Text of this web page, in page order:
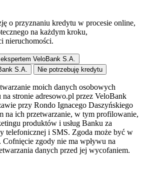
o przyznaniu kredytu w procesie online,
na każdym kroku,
nieruchomości.
VeloBank S.A.
S.A.
Nie potrzebuję kredytu
moich danych osobowych
stronie adresowo.pl przez VeloBank
przy Rondo Ignacego Daszyńskiego
na ich przetwarzanie, w tym profilowanie,
produktów i usług Banku za
telefonicznej i SMS. Zgoda może być w
zgody nie ma wpływu na
danych przed jej wycofaniem.